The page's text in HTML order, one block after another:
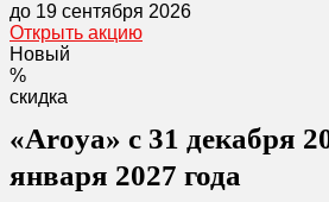
до 19 сентября 2026
Открыть акцию
Новый
%
скидка
«Aroya» с 31 декабря
января 2027 года